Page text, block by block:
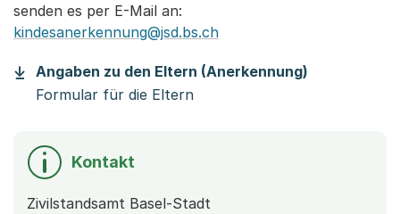
senden es per E-Mail an:
kindesanerkennung@jsd.bs.ch
Angaben zu den Eltern (Anerkennung)
Formular für die Eltern
Kontakt
Zivilstandsamt Basel-Stadt